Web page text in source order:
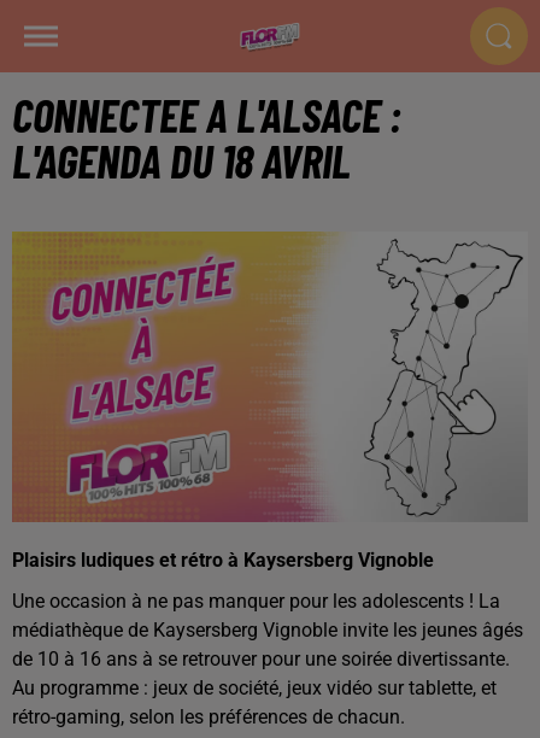
CONNECTEE A L'ALSACE :
L'AGENDA DU 18 AVRIL
Plaisirs ludiques et rétro à Kaysersberg Vignoble
Une occasion à ne pas manquer pour les adolescents ! La
médiathèque de Kaysersberg Vignoble invite les jeunes âgés
de 10 à 16 ans à se retrouver pour une soirée divertissante.
Au programme : jeux de société, jeux vidéo sur tablette, et
rétro-gaming, selon les préférences de chacun.